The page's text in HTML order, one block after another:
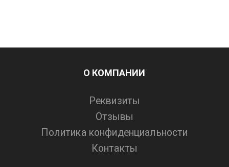
О КОМПАНИИ
Реквизиты
Отзывы
Политика конфиденциальности
Контакты